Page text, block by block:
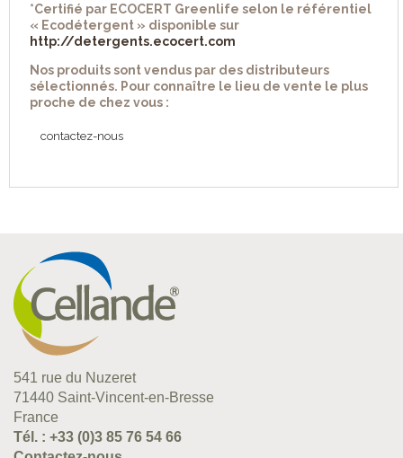
*Certifié par ECOCERT Greenlife selon le référentiel
« Ecodétergent » disponible sur
http://detergents.ecocert.com
Nos produits sont vendus par des distributeurs
sélectionnés. Pour connaître le lieu de vente le plus
proche de chez vous :
contactez-nous
541 rue du Nuzeret
71440 Saint-Vincent-en-Bresse
France
Tél. : +33 (0)3 85 76 54 66